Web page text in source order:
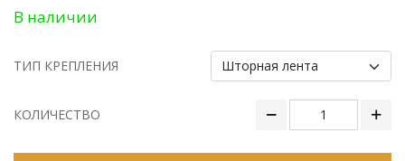
В наличии
ТИП КРЕПЛЕНИЯ
КОЛИЧЕСТВО